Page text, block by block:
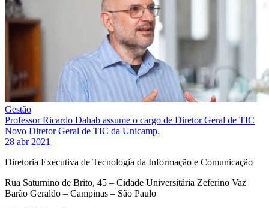
Gestão
Professor Ricardo Dahab assume o cargo de Diretor Geral de TIC
Novo Diretor Geral de TIC da Unicamp.
28 abr 2021
Diretoria Executiva de Tecnologia da Informação e Comunicação
Rua Saturnino de Brito, 45 – Cidade Universitária Zeferino Vaz
Barão Geraldo – Campinas – São Paulo